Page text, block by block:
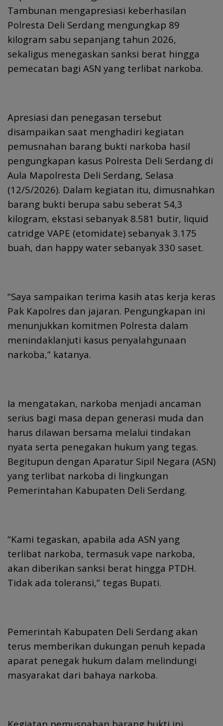
Tambunan mengapresiasi keberhasilan
Polresta Deli Serdang mengungkap 89
kilogram sabu sepanjang tahun 2026,
sekaligus menegaskan sanksi berat hingga
pemecatan bagi ASN yang terlibat narkoba.
Apresiasi dan penegasan tersebut
disampaikan saat menghadiri kegiatan
pemusnahan barang bukti narkoba hasil
pengungkapan kasus Polresta Deli Serdang di
Aula Mapolresta Deli Serdang, Selasa
(12/5/2026). Dalam kegiatan itu, dimusnahkan
barang bukti berupa sabu seberat 54,3
kilogram, ekstasi sebanyak 8.581 butir, liquid
catridge VAPE (etomidate) sebanyak 3.175
buah, dan happy water sebanyak 330 saset.
“Saya sampaikan terima kasih atas kerja keras
Pak Kapolres dan jajaran. Pengungkapan ini
menunjukkan komitmen Polresta dalam
menindaklanjuti kasus penyalahgunaan
narkoba,” katanya.
Ia mengatakan, narkoba menjadi ancaman
serius bagi masa depan generasi muda dan
harus dilawan bersama melalui tindakan
nyata serta penegakan hukum yang tegas.
Begitupun dengan Aparatur Sipil Negara (ASN)
yang terlibat narkoba di lingkungan
Pemerintahan Kabupaten Deli Serdang.
“Kami tegaskan, apabila ada ASN yang
terlibat narkoba, termasuk vape narkoba,
akan diberikan sanksi berat hingga PTDH.
Tidak ada toleransi,” tegas Bupati.
Pemerintah Kabupaten Deli Serdang akan
terus memberikan dukungan penuh kepada
aparat penegak hukum dalam melindungi
masyarakat dari bahaya narkoba.